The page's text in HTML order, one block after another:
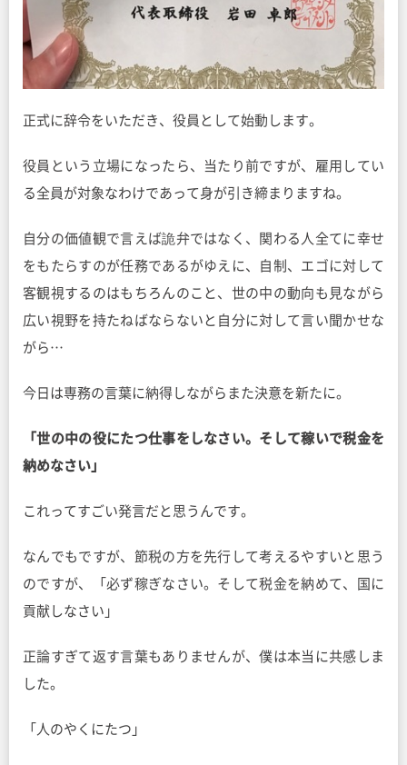
正式に辞令をいただき、役員として始動します。
役員という立場になったら、当たり前ですが、雇用してい
る全員が対象なわけであって身が引き締まりますね。
自分の価値観で言えば詭弁ではなく、関わる人全てに幸せ
をもたらすのが任務であるがゆえに、自制、エゴに対して
客観視するのはもちろんのこと、世の中の動向も見ながら
広い視野を持たねばならないと自分に対して言い聞かせな
がら…
今日は専務の言葉に納得しながらまた決意を新たに。
「世の中の役にたつ仕事をしなさい。そして稼いで税金を
納めなさい」
これってすごい発言だと思うんです。
なんでもですが、節税の方を先行して考えるやすいと思う
のですが、「必ず稼ぎなさい。そして税金を納めて、国に
貢献しなさい」
正論すぎて返す言葉もありませんが、僕は本当に共感しま
した。
「人のやくにたつ」